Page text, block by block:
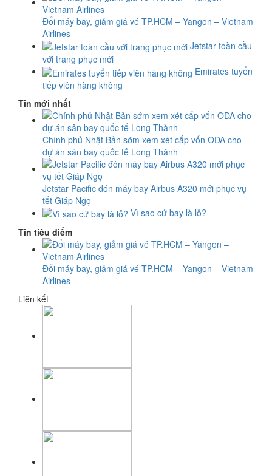
Đổi máy bay, giảm giá vé TP.HCM – Yangon – Vietnam
Airlines
Jetstar toàn cầu
với trang phục mới
Emirates tuyển
tiếp viên hàng không
Tin mới nhất
Chính phủ Nhật Bản sớm xem xét cấp vốn ODA cho
dự án sân bay quốc tế Long Thành
Jetstar Pacific đón máy bay Airbus A320 mới phục vụ
tết Giáp Ngọ
Vì sao cứ bay là lỗ?
Tin tiêu điểm
Đổi máy bay, giảm giá vé TP.HCM – Yangon – Vietnam
Airlines
Liên kết